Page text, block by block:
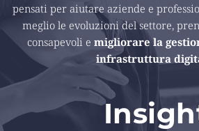
pensati per aiutare aziende e
meglio le evoluzioni del settore,
consapevoli e migliorare la
infrastruttura